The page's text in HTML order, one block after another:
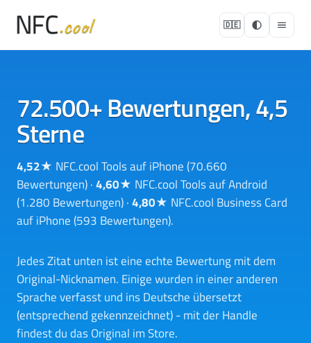
🇩🇪
72.500+ Bewertungen, 4,5
Sterne
4,52★ NFC.cool Tools auf iPhone (70.660
Bewertungen) ·4,60★ NFC.cool Tools auf Android
(1.280 Bewertungen) ·4,80★ NFC.cool Business Card
auf iPhone (593 Bewertungen).
Jedes Zitat unten ist eine echte Bewertung mit dem
Original-Nicknamen. Einige wurden in einer anderen
Sprache verfasst und ins Deutsche übersetzt
(entsprechend gekennzeichnet) - mit der Handle
findest du das Original im Store.